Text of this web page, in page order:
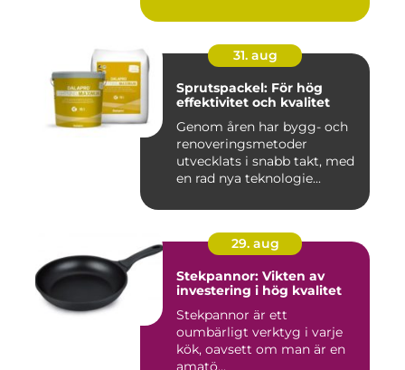
31. aug
Sprutspackel: För hög
effektivitet och kvalitet
Genom åren har bygg- och
renoveringsmetoder
utvecklats i snabb takt, med
en rad nya teknologie...
29. aug
Stekpannor: Vikten av
investering i hög kvalitet
Stekpannor är ett
oumbärligt verktyg i varje
kök, oavsett om man är en
amatö...